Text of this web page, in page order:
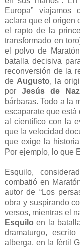
Europa” viajamos
aclara que el origen
el rapto de la
transformado en
el polvo de
batalla decisiva
reconversión de la
de Augusto, la
porJesús de
bárbaras. Todo a la
escaparate que está
al científico con la
que la velocidad
que exige la
Por ejemplo, lo que
Esquilo,
combatió en
autor de “Los
obra y suspirando
versos, mientras el
Esquiloen la
dramaturgo,
alberga, en la fértil